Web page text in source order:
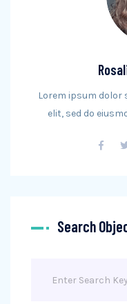
Lorem ipsum
elit, sed do
Search